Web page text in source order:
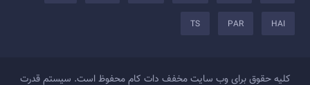
HAI
PAR
TS
کلیه حقوق برای وب سایت مخفف دات کام محفوظ است. سیستم قدرت